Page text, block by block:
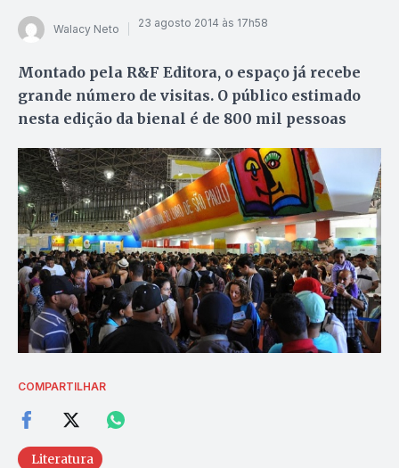
Walacy Neto 23 agosto 2014 às 17h58
Montado pela R&F Editora, o espaço já recebe
grande número de visitas. O público estimado
nesta edição da bienal é de 800 mil pessoas
COMPARTILHAR
Literatura